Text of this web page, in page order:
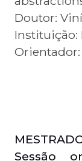
Doutor:
Instituição:
Sessão